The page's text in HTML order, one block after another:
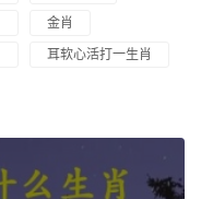
金肖
耳软心活打一生肖